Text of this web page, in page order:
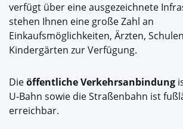
verfügt über eine ausgezeichnete
stehen Ihnen eine große Zahl an
Einkaufsmöglichkeiten, Ärzten,
Kindergärten zur Verfügung.
Dieöffentliche Verkehrsanbindung
U-Bahn sowie die Straßenbahn ist
erreichbar.